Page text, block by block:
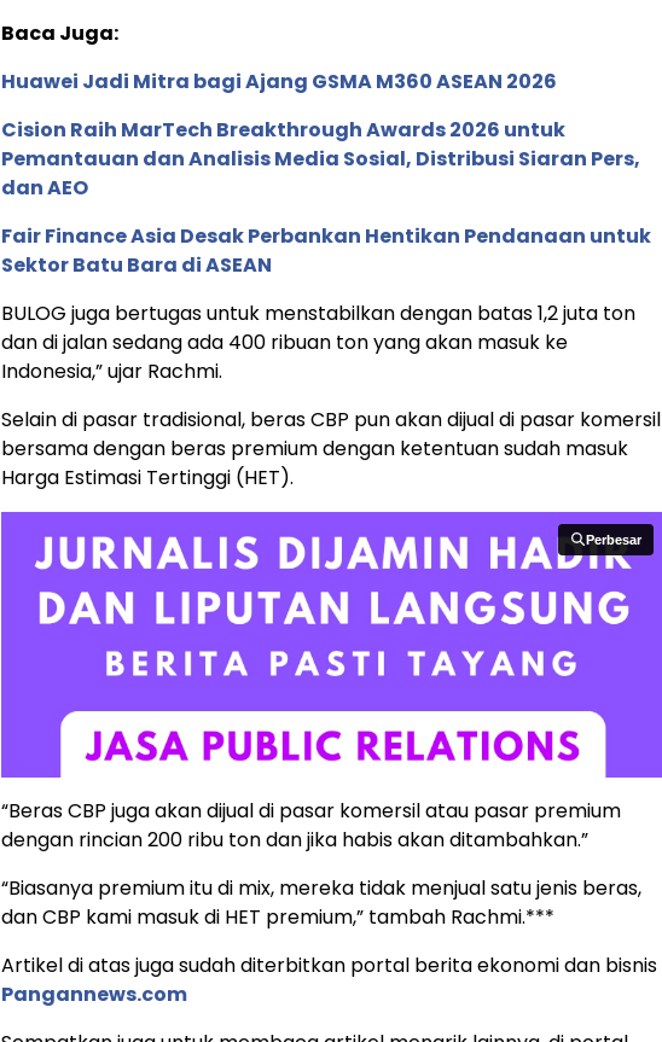
Baca Juga:
Huawei Jadi Mitra bagi Ajang GSMA M360 ASEAN 2026
Cision Raih MarTech Breakthrough Awards 2026 untuk
Pemantauan dan Analisis Media Sosial, Distribusi Siaran Pers,
dan AEO
Fair Finance Asia Desak Perbankan Hentikan Pendanaan untuk
Sektor Batu Bara di ASEAN
BULOG juga bertugas untuk menstabilkan dengan batas 1,2 juta ton
dan di jalan sedang ada 400 ribuan ton yang akan masuk ke
Indonesia,” ujar Rachmi.
Selain di pasar tradisional, beras CBP pun akan dijual di pasar komersil
bersama dengan beras premium dengan ketentuan sudah masuk
Harga Estimasi Tertinggi (HET).
Perbesar
Perbesar
“Beras CBP juga akan dijual di pasar komersil atau pasar premium
dengan rincian 200 ribu ton dan jika habis akan ditambahkan.”
“Biasanya premium itu di mix, mereka tidak menjual satu jenis beras,
dan CBP kami masuk di HET premium,” tambah Rachmi.***
Artikel di atas juga sudah diterbitkan portal berita ekonomi dan bisnis
Pangannews.com